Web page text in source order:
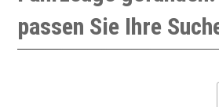
passen Sie Ihre